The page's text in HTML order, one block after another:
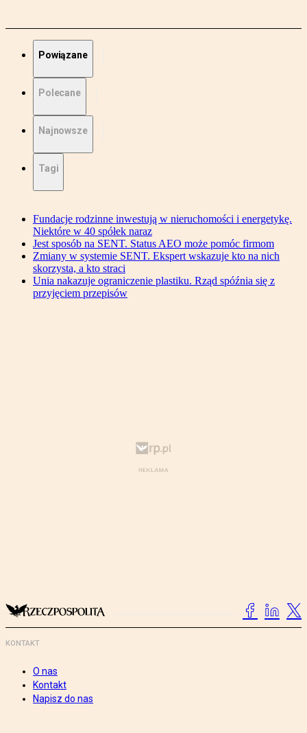
Powiązane
Polecane
Najnowsze
Tagi
Fundacje rodzinne inwestują w nieruchomości i energetykę.
Niektóre w 40 spółek naraz
Jest sposób na SENT. Status AEO może pomóc firmom
Zmiany w systemie SENT. Ekspert wskazuje kto na nich
skorzysta, a kto straci
Unia nakazuje ograniczenie plastiku. Rząd spóźnia się z
przyjęciem przepisów
KONTAKT
O nas
Kontakt
Napisz do nas